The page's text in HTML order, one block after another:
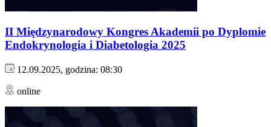
II Międzynarodowy Kongres Akademii po Dyplomie
Endokrynologia i Diabetologia 2025
12.09.2025, godzina: 08:30
online